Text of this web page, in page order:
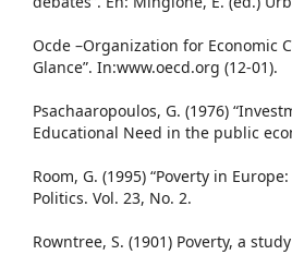
Ocde –Organization for Economic
Glance”. In:www.oecd.org (12-01).
Psachaaropoulos, G. (1976)
Educational Need in the public
Room, G. (1995) “Poverty in
Politics. Vol. 23, No. 2.
Rowntree, S. (1901) Poverty, a